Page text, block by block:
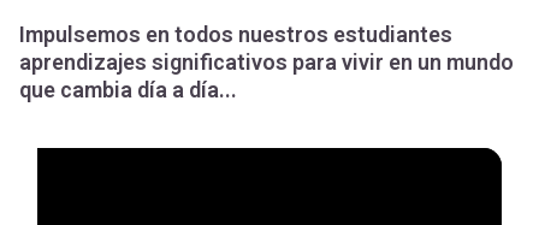
Impulsemos en todos nuestros estudiantes
aprendizajes significativos para vivir en un mundo
que cambia día a día...